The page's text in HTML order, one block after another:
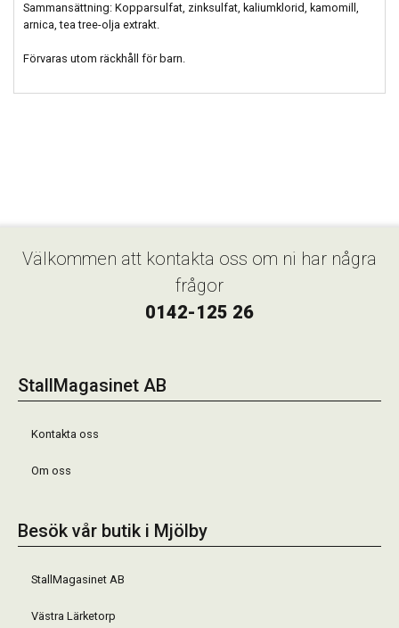
Sammansättning: Kopparsulfat, zinksulfat, kaliumklorid, kamomill,
arnica, tea tree-olja extrakt.
Förvaras utom räckhåll för barn.
Välkommen att kontakta oss om ni har några
frågor
0142-125 26
StallMagasinet AB
Kontakta oss
Om oss
Besök vår butik i Mjölby
StallMagasinet AB
Västra Lärketorp